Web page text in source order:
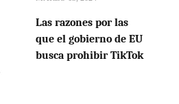
Las razones por las
que el gobierno de EU
busca prohibir TikTok